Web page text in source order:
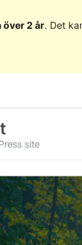
över 2 år. Det